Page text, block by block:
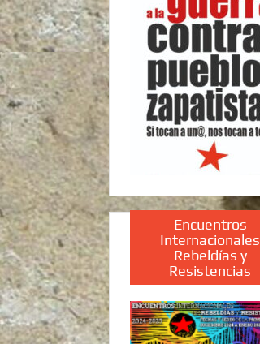
Encuentros
Internacionales
Rebeldías y
Resistencias